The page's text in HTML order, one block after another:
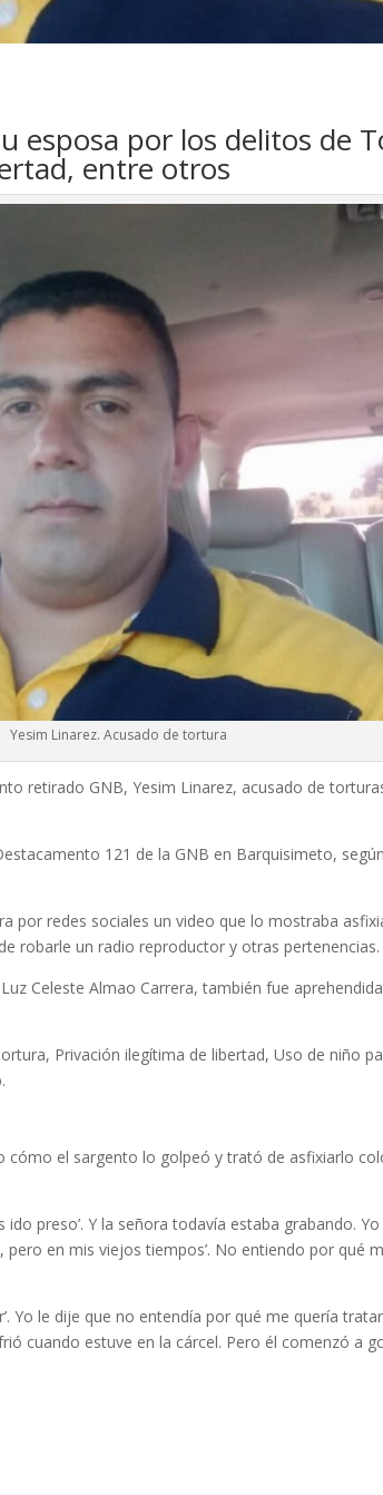
esposa por los delitos de
entre otros
Yesim Linarez. Acusado de tortura
retirado GNB, Yesim Linarez, acusado de
121 de la GNB en Barquisimeto,
por redes sociales un video que lo mostraba
robarle un radio reproductor y otras pertenencias.
Celeste Almao Carrera, también fue
Privación ilegítima de libertad, Uso de niño
cómo el sargento lo golpeó y trató de asfixiarlo
preso’. Y la señora todavía estaba grabando.
en mis viejos tiempos’. No entiendo por qué
Yo le dije que no entendía por qué me quería
cuando estuve en la cárcel. Pero él comenzó a